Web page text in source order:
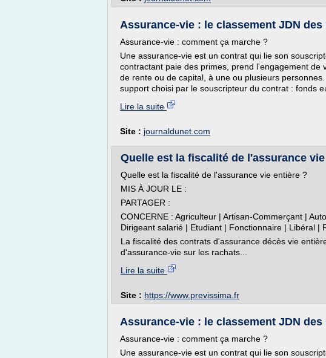
Assurance-vie : le classement JDN des
Assurance-vie : comment ça marche ?
Une assurance-vie est un contrat qui lie son
contractant paie des primes, prend l'engagement de
de rente ou de capital, à une ou plusieurs
support choisi par le souscripteur du contrat : fonds
Lire la suite
Site : journaldunet.com
Quelle est la fiscalité de l'assurance
Quelle est la fiscalité de l'assurance vie entière ?
MIS À JOUR LE :
PARTAGER :
CONCERNE : Agriculteur | Artisan-Commerçant |
Dirigeant salarié | Etudiant | Fonctionnaire | Libéral |
La fiscalité des contrats d'assurance décès vie
d'assurance-vie sur les rachats...
Lire la suite
Site : https://www.previssima.fr
Assurance-vie : le classement JDN des
Assurance-vie : comment ça marche ?
Une assurance-vie est un contrat qui lie son